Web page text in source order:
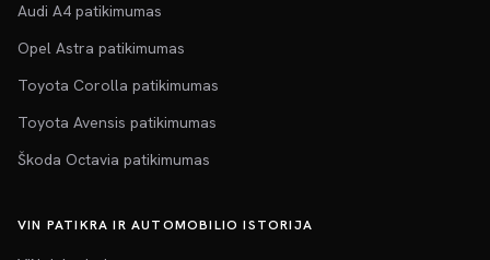
Audi A4 patikimumas
Opel Astra patikimumas
Toyota Corolla patikimumas
Toyota Avensis patikimumas
Škoda Octavia patikimumas
VIN PATIKRA IR AUTOMOBILIO ISTORIJA